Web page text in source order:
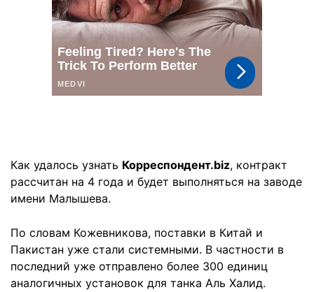
Как удалось узнать Корреспондент.biz, контракт
рассчитан на 4 года и будет выполняться на заводе
имени Малышева.
По словам Кожевникова, поставки в Китай и
Пакистан уже стали системными. В частности в
последний уже отправлено более 300 единиц
аналогичных установок для танка Аль Халид.